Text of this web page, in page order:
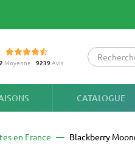
Moyenne 9239Avis
CATALOGUE
en France Blackberry